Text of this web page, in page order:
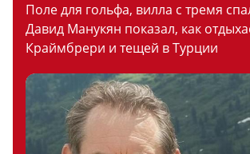
Поле для гольфа, вилла с тремя
Давид Манукян показал, как
Краймбрери и тещей в Турции